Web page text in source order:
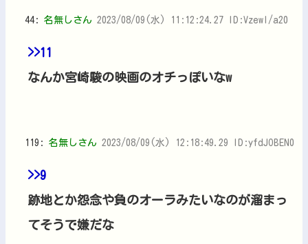
44: 名無しさん 2023/08/09(水) 11:12:24.27 ID:VzewI/a20
>>11
なんか宮崎駿の映画のオチっぽいなw
119: 名無しさん 2023/08/09(水) 12:18:49.29 ID:yfdJOBEN0
>>9
跡地とか怨念や負のオーラみたいなのが溜まっ
てそうで嫌だな